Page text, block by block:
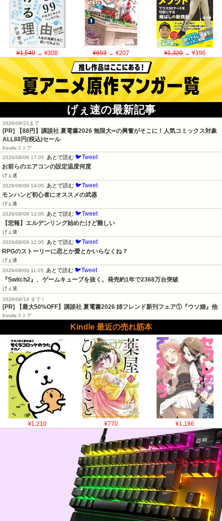
¥1,540→ ¥308 ¥693→ ¥207 ¥1,320→ ¥396
げぇ速の最新記事
2026/08/21まで
[PR]
【88円】講談社 夏電書2026 無限大∞の興奮がそこに！人気コミックス対象
ALL88円(税込)セール
Kindleストア
2026/08/09 17:05
あとで読む 🐦Tweet
お前らのエアコンの設定温度何度
げぇ速
2026/08/09 14:05
あとで読む 🐦Tweet
モンハンど初心者にオススメの武器
げぇ速
2026/08/09 13:05
あとで読む 🐦Tweet
【悲報】エルデンリング始めたけど難しい
げぇ速
2026/08/09 12:05
あとで読む 🐦Tweet
RPGのストーリーに恋とか愛とかいらなくね？
げぇ速
2026/08/09 11:05
あとで読む 🐦Tweet
『Switch2』、ゲームキューブを抜く。発売約1年で2368万台突破
げぇ速
2026/08/14 まで！
[PR] 【最大50%OFF】講談社 夏電書2026 姉フレンド新刊フェア①『ウソ婚』他
Kindleストア
Kindle 最近の売れ筋本
¥1,210 ¥770 ¥1,186